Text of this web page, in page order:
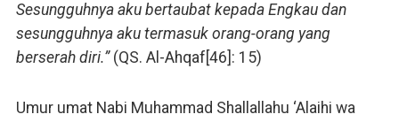
Sesungguhnya aku bertaubat kepada Engkau dan
sesungguhnya aku termasuk orang-orang yang
berserah diri.”(QS. Al-Ahqaf[46]: 15)
Umur umat Nabi Muhammad Shallallahu ‘Alaihi wa